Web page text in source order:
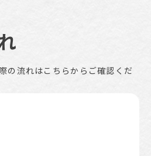
の流れはこちらからご確認くだ